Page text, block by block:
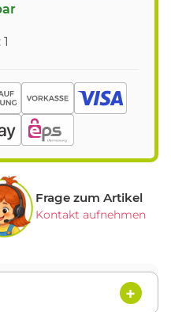
Frage zum Artikel
Kontakt aufnehmen